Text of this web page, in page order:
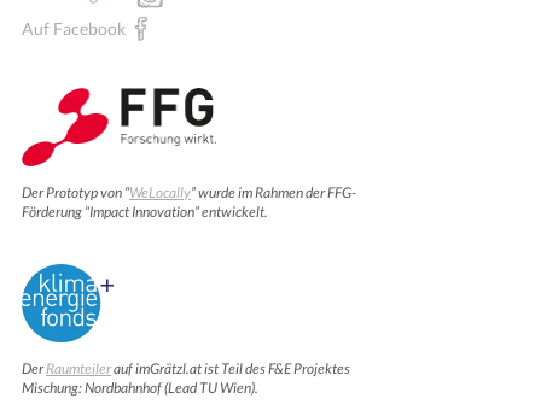
Auf Facebook
Der Prototyp von “WeLocally” wurde im Rahmen der FFG-
Förderung “Impact Innovation” entwickelt.
DerRaumteilerauf imGrätzl.at ist Teil des F&E Projektes
Mischung: Nordbahnhof (Lead TU Wien).